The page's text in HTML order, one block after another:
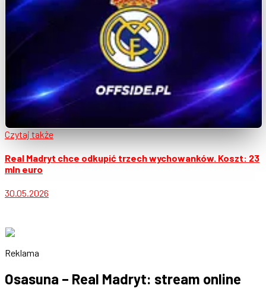
Czytaj także
Real Madryt chce odkupić trzech wychowanków. Koszt: 23
mln euro
30.05.2026
Reklama
Osasuna – Real Madryt: stream online